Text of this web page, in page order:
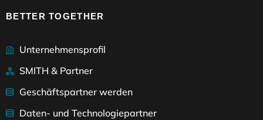
BETTER TOGETHER
Unternehmensprofil
SMITH & Partner
Geschäftspartner werden
Daten- und Technologiepartner